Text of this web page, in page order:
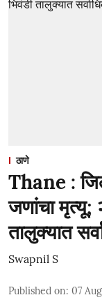
ठाणे
Thane :
जणांचा
तालुक्यात
Swapnil S
Published on: 07